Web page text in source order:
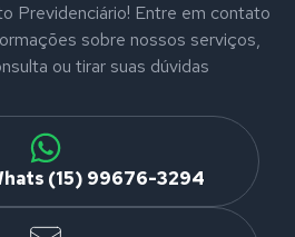
Previdenciário! Entre em contato
sobre nossos serviços,
ou tirar suas dúvidas
(15) 99676-3294